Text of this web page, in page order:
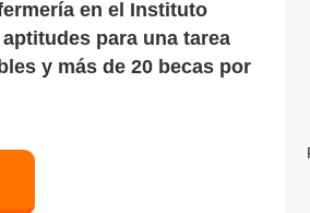
en el Instituto
para una tarea
y más de 20 becas por